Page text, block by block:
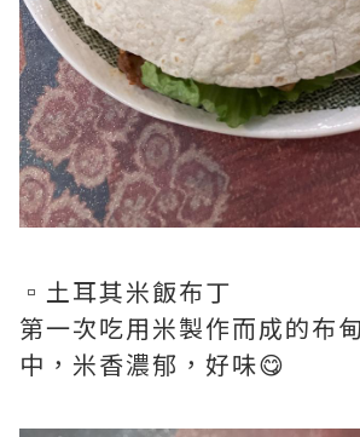
▫️土耳其米飯布丁
第一次吃用米製作而成的布
中，米香濃郁，好味😋